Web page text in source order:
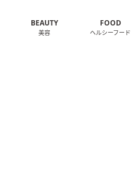
BEAUTY
美容
FOOD
ヘルシーフード